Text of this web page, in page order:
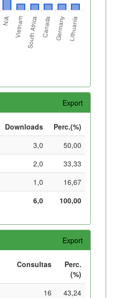
Export
Downloads
Perc.(%)
3,0
50,00
2,0
33,33
1,0
16,67
6,0
100,00
Export
Consultas
Perc.
(%)
16
43,24